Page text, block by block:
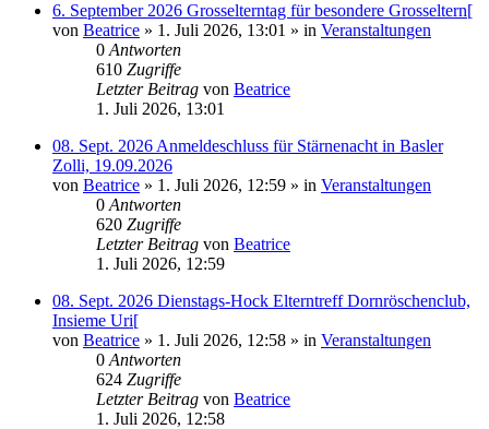
6. September 2026 Grosselterntag für besondere Grosseltern[
von Beatrice » 1. Juli 2026, 13:01 » in Veranstaltungen
0 Antworten
610 Zugriffe
Letzter Beitrag von Beatrice
1. Juli 2026, 13:01
08. Sept. 2026 Anmeldeschluss für Stärnenacht in Basler
Zolli, 19.09.2026
von Beatrice » 1. Juli 2026, 12:59 » in Veranstaltungen
0 Antworten
620 Zugriffe
Letzter Beitrag von Beatrice
1. Juli 2026, 12:59
08. Sept. 2026 Dienstags-Hock Elterntreff Dornröschenclub,
Insieme Uri[
von Beatrice » 1. Juli 2026, 12:58 » in Veranstaltungen
0 Antworten
624 Zugriffe
Letzter Beitrag von Beatrice
1. Juli 2026, 12:58